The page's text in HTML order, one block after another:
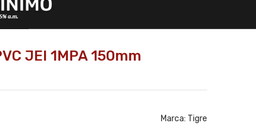
JEI 1MPA 150mm
Marca: Tigre